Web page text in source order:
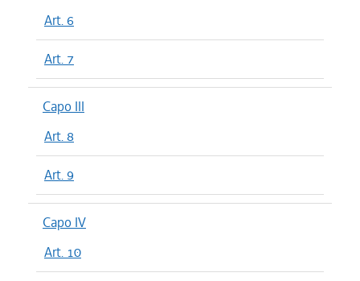
Art. 6
Art. 7
Capo III
Art. 8
Art. 9
Capo IV
Art. 10